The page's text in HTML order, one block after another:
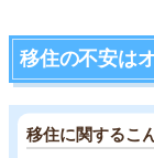
移住の不安は
移住に関するこ